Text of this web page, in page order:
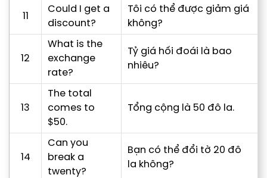
11
Could I get a
discount?
Tôi có thể được giảm giá
không?
12
What is the
exchange
rate?
Tỷ giá hối đoái là bao
nhiêu?
13
The total
comes to
$50.
Tổng cộng là 50 đô la.
14
Can you
break a
twenty?
Bạn có thể đổi tờ 20 đô
la không?